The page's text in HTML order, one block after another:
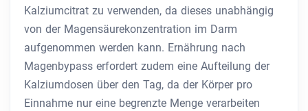
Kalziumcitrat zu verwenden, da dieses unabhängig
von der Magensäurekonzentration im Darm
aufgenommen werden kann. Ernährung nach
Magenbypass erfordert zudem eine Aufteilung der
Kalziumdosen über den Tag, da der Körper pro
Einnahme nur eine begrenzte Menge verarbeiten